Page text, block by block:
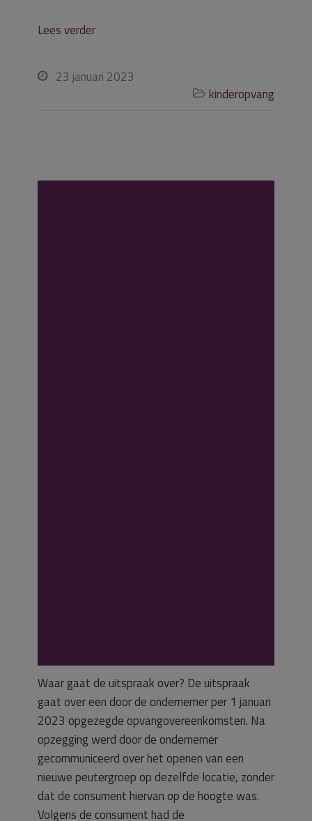
Lees verder
 23 januari 2023
 kinderopvang
Waar gaat de uitspraak over? De uitspraak
gaat over een door de ondernemer per 1 januari
2023 opgezegde opvangovereenkomsten. Na
opzegging werd door de ondernemer
gecommuniceerd over het openen van een
nieuwe peutergroep op dezelfde locatie, zonder
dat de consument hiervan op de hoogte was.
Volgens de consument had de